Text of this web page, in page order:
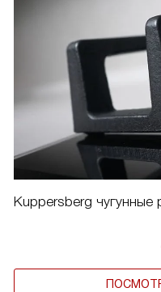
Kuppersberg чугунные